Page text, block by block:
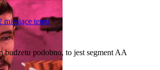
miesiące temu
budzetu podobno, to jest segment AA